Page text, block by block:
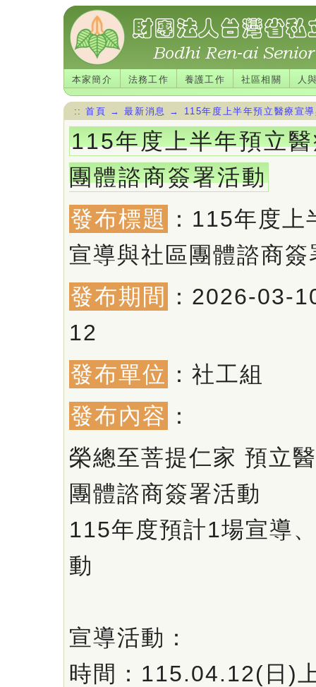
本家簡介 法務工作 養護工作 社區相關 人
::首頁 →最新消息 → 115年度上半年預立醫療宣
115年度上半年預立
團體諮商簽署活動
發布標題 ：115年度
宣導與社區團體諮商簽
發布期間
：2026-03-
12
發布單位 ：社工組
發布內容 ：
榮總至菩提仁家 預立
團體諮商簽署活動
115年度預計1場宣導
動
宣導活動：
時間：115.04.12(日)